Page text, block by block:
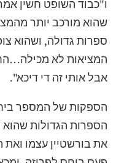
ו"כבוד השופט חשין
שהוא מורכב יותר
ספרות גדולה, ושהוא
המציאות לא
אבל אותי זה די דיכא".
הספקות של המספר
הספרות הגדולות שהוא
את בורשטיין עצמו